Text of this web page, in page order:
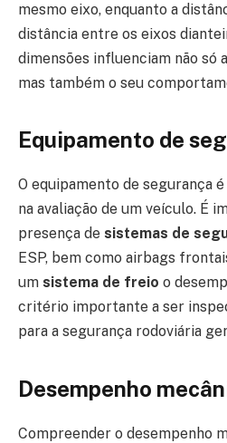
mesmo eixo, enquanto a
distância entre os eixos
dimensões influenciam não só
mas também o seu
Equipamento de
O equipamento de segurança
na avaliação de um veículo. É
presença de sistemas de
ESP, bem como airbags
um sistema de freio o
critério importante a ser
para a segurança rodoviária
Desempenho
Compreender o desempenho